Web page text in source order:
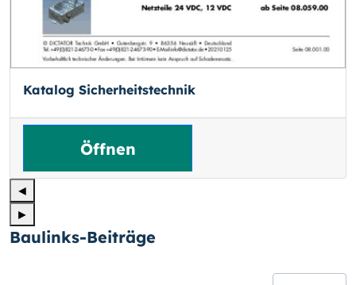
Katalog Sicherheitstechnik
Öffnen
◄
►
Baulinks-Beiträge